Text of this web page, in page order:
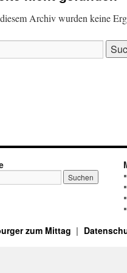
Archiv wurden keine
zum Mittag